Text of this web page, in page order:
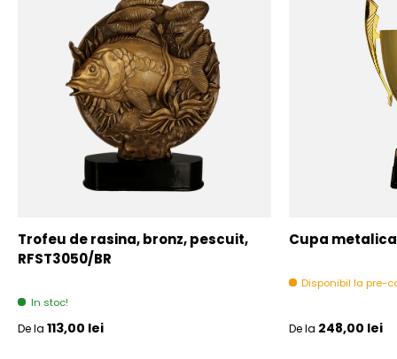
Trofeu de rasina, bronz, pescuit,
RFST3050/BR
In stoc!
Pret initial
De la 113,00 lei
Cupa
Disponibil la pre-
Pret initial
De la 248,00 lei